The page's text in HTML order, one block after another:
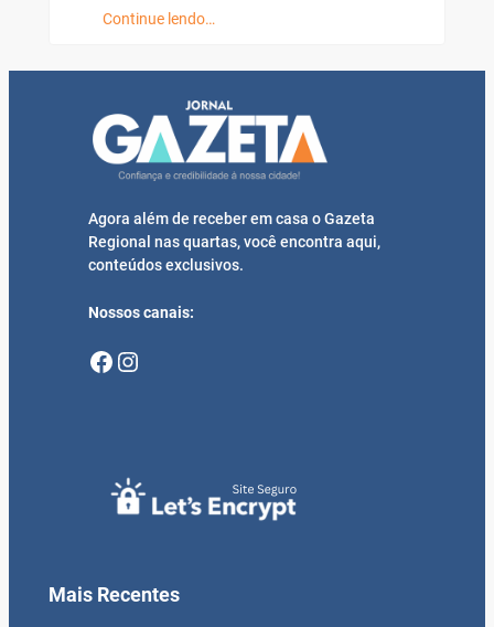
Continue lendo…
Agora além de receber em casa o Gazeta
Regional nas quartas, você encontra aqui,
conteúdos exclusivos.
Nossos canais:
Facebook Instagram
Mais Recentes